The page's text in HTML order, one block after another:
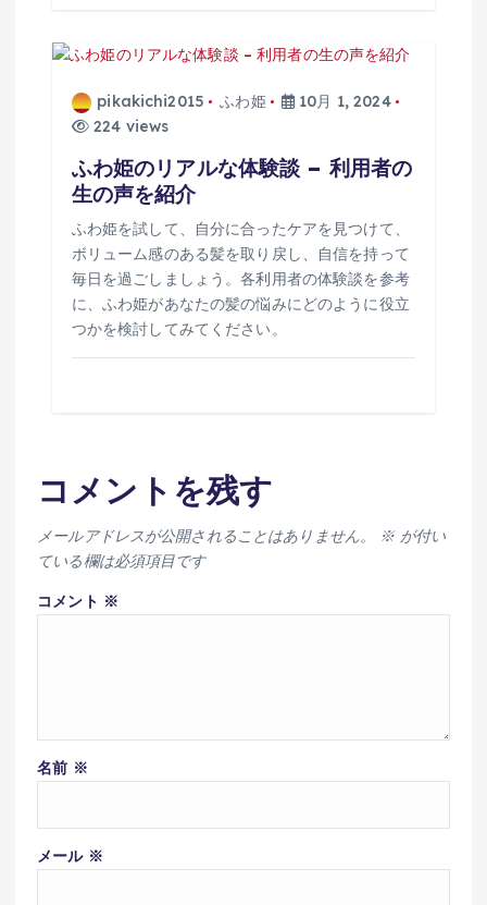
pikakichi2015 ふわ姫
10月 1, 2024
224 views
ふわ姫のリアルな体験談 – 利用者の
生の声を紹介
ふわ姫を試して、自分に合ったケアを見つけて、
ボリューム感のある髪を取り戻し、自信を持って
毎日を過ごしましょう。各利用者の体験談を参考
に、ふわ姫があなたの髪の悩みにどのように役立
つかを検討してみてください。
コメントを残す
メールアドレスが公開されることはありません。 ※が付い
ている欄は必須項目です
コメント ※
名前 ※
メール ※